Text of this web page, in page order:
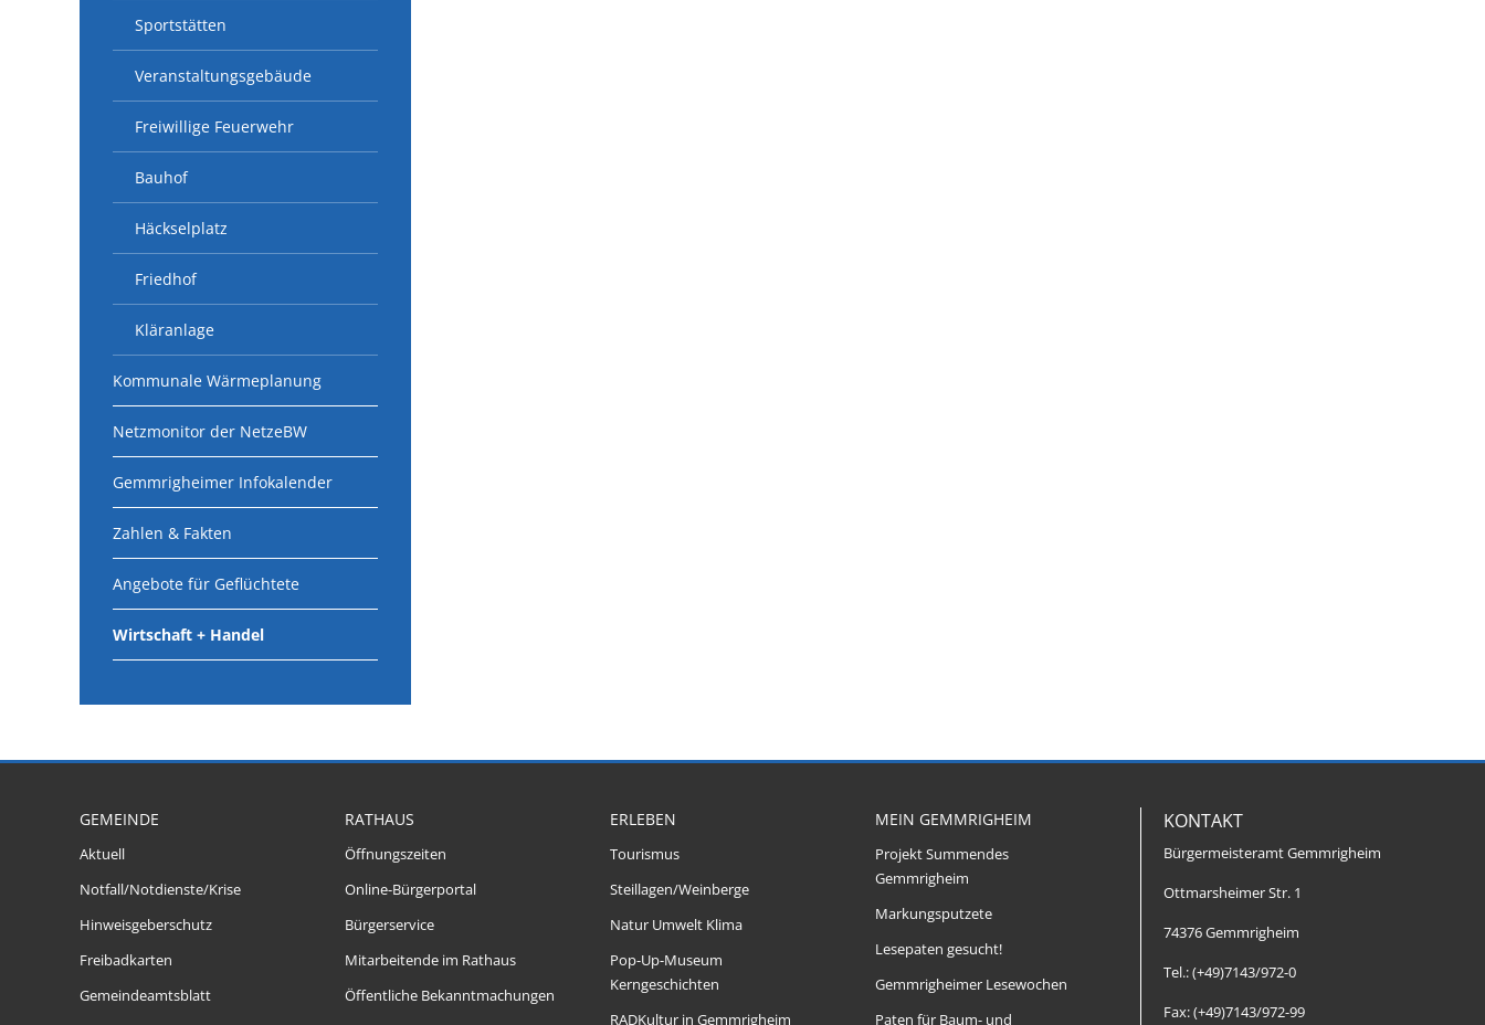
Sportstätten
Veranstaltungsgebäude
Freiwillige Feuerwehr
Bauhof
Häckselplatz
Friedhof
Kläranlage
Kommunale Wärmeplanung
Netzmonitor der NetzeBW
Gemmrigheimer Infokalender
Zahlen & Fakten
Angebote für Geflüchtete
Wirtschaft + Handel
GEMEINDE
Aktuell
Notfall/Notdienste/Krise
Hinweisgeberschutz
Freibadkarten
Gemeindeamtsblatt
RATHAUS
Öffnungszeiten
Online-Bürgerportal
Bürgerservice
Mitarbeitende im Rathaus
Öffentliche Bekanntmachungen
ERLEBEN
Tourismus
Steillagen/Weinberge
Natur Umwelt Klima
Pop-Up-Museum
Kerngeschichten
RADKultur in Gemmrigheim
MEIN GEMMRIGHEIM
Projekt Summendes
Gemmrigheim
Markungsputzete
Lesepaten gesucht!
Gemmrigheimer Lesewochen
Paten für Baum- und
KONTAKT
Bürgermeisteramt Gemmrigheim
Ottmarsheimer Str. 1
74376 Gemmrigheim
Tel.: (+49)7143/972-0
Fax: (+49)7143/972-99